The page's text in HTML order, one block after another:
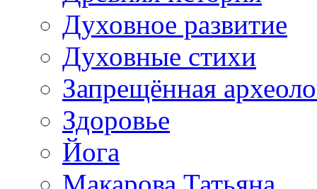
Духовное развитие
Духовные стихи
Запрещённая
Здоровье
Йога